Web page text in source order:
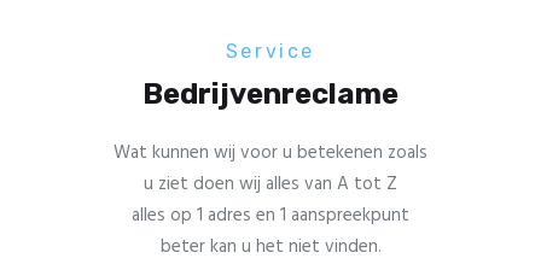
Service
Bedrijvenreclame
Wat kunnen wij voor u betekenen zoals
u ziet doen wij alles van A tot Z
alles op 1 adres en 1 aanspreekpunt
beter kan u het niet vinden.